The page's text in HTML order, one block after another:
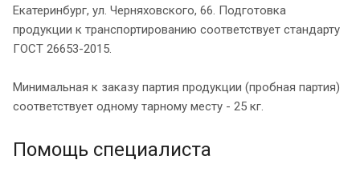
Екатеринбург, ул. Черняховского, 66. Подготовка
продукции к транспортированию соответствует стандарту
ГОСТ 26653-2015.
Минимальная к заказу партия продукции (пробная партия)
соответствует одному тарному месту - 25 кг.
Помощь специалиста